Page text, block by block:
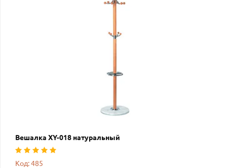
Вешалка XY-018 натуральный
Код: 485